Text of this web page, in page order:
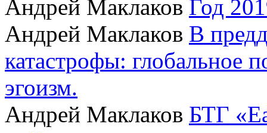
Андрей Маклаков Год
Андрей Маклаков В
катастрофы: глобальное
эгоизм.
Андрей Маклаков БТГ